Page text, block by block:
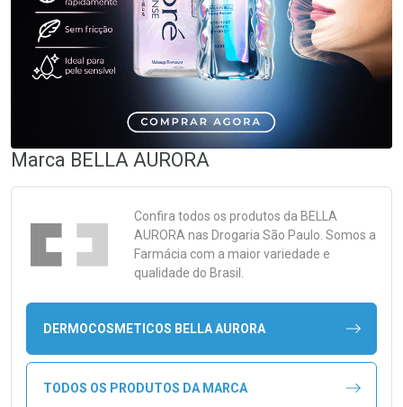
Marca BELLA AURORA
Confira todos os produtos da BELLA
AURORA nas Drogaria São Paulo. Somos a
Farmácia com a maior variedade e
qualidade do Brasil.
DERMOCOSMETICOS BELLA AURORA
TODOS OS PRODUTOS DA MARCA